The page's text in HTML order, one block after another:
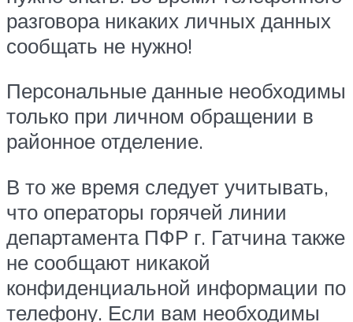
разговора никаких личных данных
сообщать не нужно!
Персональные данные необходимы
только при личном обращении в
районное отделение.
В то же время следует учитывать,
что операторы горячей линии
департамента ПФР г. Гатчина также
не сообщают никакой
конфиденциальной информации по
телефону. Если вам необходимы